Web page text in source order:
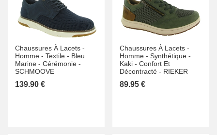
Chaussures À Lacets -
Homme - Textile - Bleu
Marine - Cérémonie -
SCHMOOVE
139.90 €
Chaussures À Lacets -
Homme - Synthétique -
Kaki - Confort Et
Décontracté - RIEKER
89.95 €